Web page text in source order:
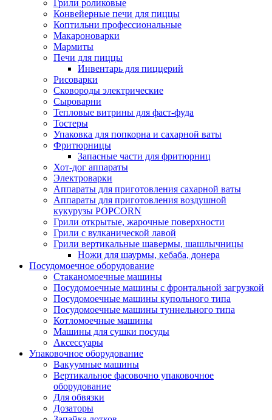
Грили роликовые
Конвейерные печи для пиццы
Коптильни профессиональные
Макароноварки
Мармиты
Печи для пиццы
Инвентарь для пиццерий
Рисоварки
Сковороды электрические
Сыроварни
Тепловые витрины для фаст-фуда
Тостеры
Упаковка для попкорна и сахарной ваты
Фритюрницы
Запасные части для фритюрниц
Хот-дог аппараты
Электроварки
Аппараты для приготовления сахарной ваты
Аппараты для приготовления воздушной
кукурузы POPCORN
Грили открытые, жарочные поверхности
Грили с вулканической лавой
Грили вертикальные шавермы, шашлычницы
Ножи для шаурмы, кебаба, донера
Посудомоечное оборудование
Стаканомоечные машины
Посудомоечные машины с фронтальной загрузкой
Посудомоечные машины купольного типа
Посудомоечные машины туннельного типа
Котломоечные машины
Машины для сушки посуды
Аксессуары
Упаковочное оборудование
Вакуумные машины
Вертикальное фасовочно упаковочное
оборудование
Для обвязки
Дозаторы